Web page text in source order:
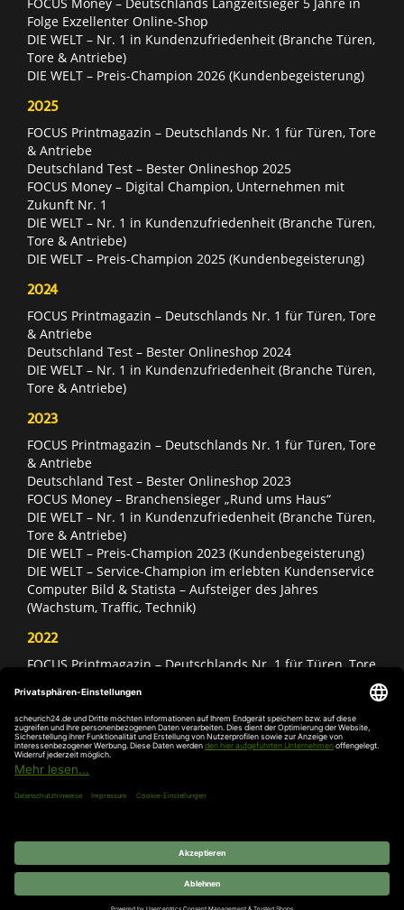
Folge Exzellenter Online-Shop
DIE WELT – Nr. 1 in Kundenzufriedenheit (Branche Türen,
Tore & Antriebe)
DIE WELT – Preis-Champion 2026 (Kundenbegeisterung)
2025
FOCUS Printmagazin – Deutschlands Nr. 1 für Türen, Tore
& Antriebe
Deutschland Test – Bester Onlineshop 2025
FOCUS Money – Digital Champion, Unternehmen mit
Zukunft Nr. 1
DIE WELT – Nr. 1 in Kundenzufriedenheit (Branche Türen,
Tore & Antriebe)
DIE WELT – Preis-Champion 2025 (Kundenbegeisterung)
2024
FOCUS Printmagazin – Deutschlands Nr. 1 für Türen, Tore
& Antriebe
Deutschland Test – Bester Onlineshop 2024
DIE WELT – Nr. 1 in Kundenzufriedenheit (Branche Türen,
Tore & Antriebe)
2023
FOCUS Printmagazin – Deutschlands Nr. 1 für Türen, Tore
& Antriebe
Deutschland Test – Bester Onlineshop 2023
FOCUS Money – Branchensieger „Rund ums Haus“
DIE WELT – Nr. 1 in Kundenzufriedenheit (Branche Türen,
Tore & Antriebe)
DIE WELT – Preis-Champion 2023 (Kundenbegeisterung)
DIE WELT – Service-Champion im erlebten Kundenservice
Computer Bild & Statista – Aufsteiger des Jahres
(Wachstum, Traffic, Technik)
2022
FOCUS Printmagazin – Deutschlands Nr. 1 für Türen, Tore
Deutschland Test – Bester Onlineshop 2022
FOCUS Money – Branchensieger „Rund ums Haus“
DIE WELT – Service-Champion im erlebten Kundenservice
DIE WELT – Branchengewinner Gold-Rang (Türen, Tore &
Antriebe)
© 2026 SCHEURICH GmbH